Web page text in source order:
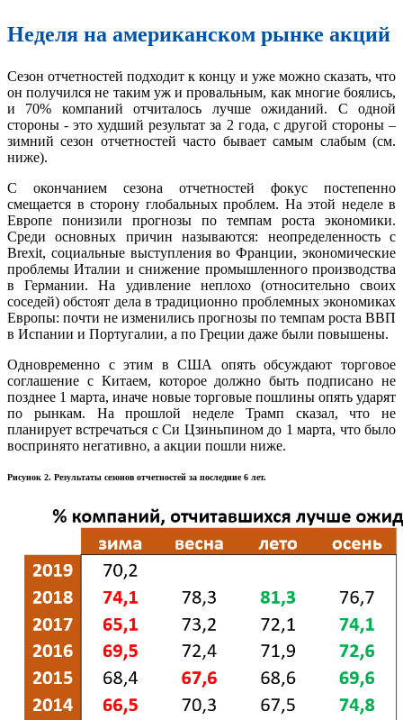
Неделя на американском рынке акций
Сезон отчетностей подходит к концу и уже можно сказать, что
он получился не таким уж и провальным, как многие боялись,
и 70% компаний отчиталось лучше ожиданий. С одной
стороны - это худший результат за 2 года, с другой стороны –
зимний сезон отчетностей часто бывает самым слабым (см.
ниже).
С окончанием сезона отчетностей фокус постепенно
смещается в сторону глобальных проблем. На этой неделе в
Европе понизили прогнозы по темпам роста экономики.
Среди основных причин называются: неопределенность с
Brexit, социальные выступления во Франции, экономические
проблемы Италии и снижение промышленного производства
в Германии. На удивление неплохо (относительно своих
соседей) обстоят дела в традиционно проблемных экономиках
Европы: почти не изменились прогнозы по темпам роста ВВП
в Испании и Португалии, а по Греции даже были повышены.
Одновременно с этим в США опять обсуждают торговое
соглашение с Китаем, которое должно быть подписано не
позднее 1 марта, иначе новые торговые пошлины опять ударят
по рынкам. На прошлой неделе Трамп сказал, что не
планирует встречаться с Си Цзиньпином до 1 марта, что было
воспринято негативно, а акции пошли ниже.
Рисунок 2. Результаты сезонов отчетностей за последние 6 лет.